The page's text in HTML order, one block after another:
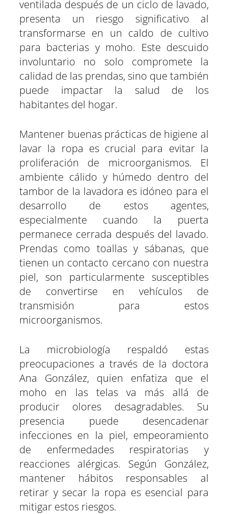
ventilada después de un ciclo de lavado,
presenta un riesgo significativo al
transformarse en un caldo de cultivo
para bacterias y moho. Este descuido
involuntario no solo compromete la
calidad de las prendas, sino que también
puede impactar la salud de los
habitantes del hogar.
Mantener buenas prácticas de higiene al
lavar la ropa es crucial para evitar la
proliferación de microorganismos. El
ambiente cálido y húmedo dentro del
tambor de la lavadora es idóneo para el
desarrollo de estos agentes,
especialmente cuando la puerta
permanece cerrada después del lavado.
Prendas como toallas y sábanas, que
tienen un contacto cercano con nuestra
piel, son particularmente susceptibles
de convertirse en vehículos de
transmisión para estos
microorganismos.
La microbiología respaldó estas
preocupaciones a través de la doctora
Ana González, quien enfatiza que el
moho en las telas va más allá de
producir olores desagradables. Su
presencia puede desencadenar
infecciones en la piel, empeoramiento
de enfermedades respiratorias y
reacciones alérgicas. Según González,
mantener hábitos responsables al
retirar y secar la ropa es esencial para
mitigar estos riesgos.